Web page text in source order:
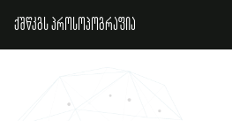
ქშწკგს პროსოპოგრაფია